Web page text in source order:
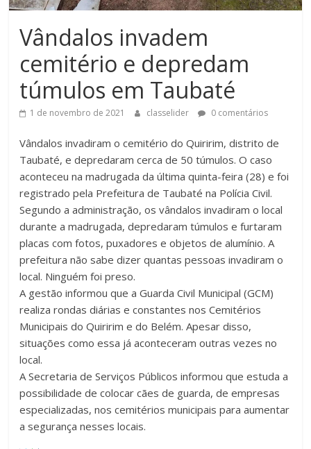
Vândalos invadem
cemitério e depredam
túmulos em Taubaté
1 de novembro de 2021 classelider 0 comentários
Vândalos invadiram o cemitério do Quiririm, distrito de
Taubaté, e depredaram cerca de 50 túmulos. O caso
aconteceu na madrugada da última quinta-feira (28) e foi
registrado pela Prefeitura de Taubaté na Polícia Civil.
Segundo a administração, os vândalos invadiram o local
durante a madrugada, depredaram túmulos e furtaram
placas com fotos, puxadores e objetos de alumínio. A
prefeitura não sabe dizer quantas pessoas invadiram o
local. Ninguém foi preso.
A gestão informou que a Guarda Civil Municipal (GCM)
realiza rondas diárias e constantes nos Cemitérios
Municipais do Quiririm e do Belém. Apesar disso,
situações como essa já aconteceram outras vezes no
local.
A Secretaria de Serviços Públicos informou que estuda a
possibilidade de colocar cães de guarda, de empresas
especializadas, nos cemitérios municipais para aumentar
a segurança nesses locais.